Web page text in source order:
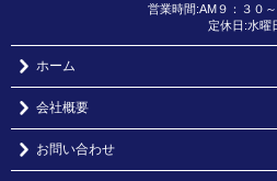
営業時間:AM９：３０
定休日:水曜
ホーム
会社概要
お問い合わせ